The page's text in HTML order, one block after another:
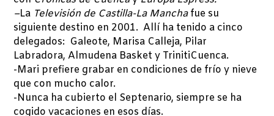
–La Televisión de Castilla-La Manchafue su
siguiente destino en 2001. Allí ha tenido a cinco
delegados: Galeote, Marisa Calleja, Pilar
Labradora, Almudena Basket y TrinitiCuenca.
-Mari prefiere grabar en condiciones de frío y nieve
que con mucho calor.
-Nunca ha cubierto el Septenario, siempre se ha
cogido vacaciones en esos días.